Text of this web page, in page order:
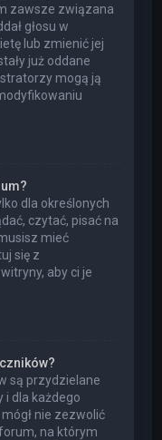
zawsze związana
głosu w
lub zmienić jej
już oddane
mogą ją
dla określonych
czytać, pisać na
mieć
się z
aby ci je
są przydzielane
i dla każdego
nie zezwolić
na którym